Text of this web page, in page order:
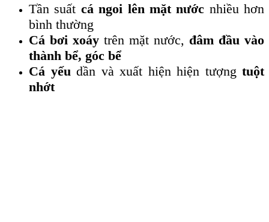
Tần suất cá ngoi lên mặt nước nhiều hơn
bình thường
Cá bơi xoáy trên mặt nước, đâm đầu vào
thành bể, góc bể
Cá yếu dần và xuất hiện hiện tượng tuột
nhớt